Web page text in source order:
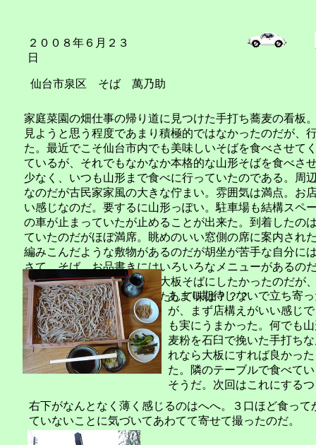
２００８年６月２３
日
仙台市泉区 そば 萬乃助
右下がなんとなく薄く感じるのはへへ。３口ほど食って
ていないことに気づいてあわてて寄せて撮ったのだ。
家庭菜園の畑仕事の帰り道に見つけた手打ち蕎麦の看板
見ようと思う程度であまり積極的ではなかったのだが、
た。最近でこそ仙台市内でも美味しいそばを食べさせて
ているが、それでもなかなか本格的な山形そばを食べさ
少なく、いつも山形まで食べに行っていたのである。周
なのだが古民家家風の大きな佇まい。雰囲気は満点。お
い感じなのだ。要するに山形っぽい。駐車場も結構スペ
の車が止まっていたが止めることが出来た。到着したの
ていたのだがほぼ満席。眺めのいい窓側の席に案内され
編みこんだような敷物があるのだが胡坐が苦手な自分に
さて、そば。お品書きにはいろいろなメニューがあるの
板そばをオーダー。本当は大板そばにしたかったのだが
は普通サイズを頼んだ。果たして味は？？？
あまり期待しないで立ち寄
が、まず店構えがいい感じ
も実にうまかった。何でも
麦粉を石臼で挽いた手打ち
れなら大板にすれば良かっ
た。隣のテーブルで食べて
そうだ。次回はこれにする